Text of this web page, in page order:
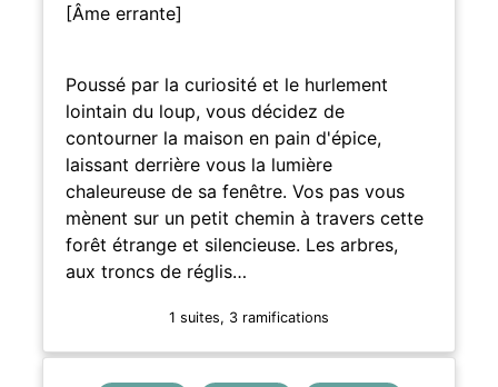
[Âme errante]
Poussé par la curiosité et le hurlement
lointain du loup, vous décidez de
contourner la maison en pain d'épice,
laissant derrière vous la lumière
chaleureuse de sa fenêtre. Vos pas vous
mènent sur un petit chemin à travers cette
forêt étrange et silencieuse. Les arbres,
aux troncs de réglis…
1 suites, 3 ramifications